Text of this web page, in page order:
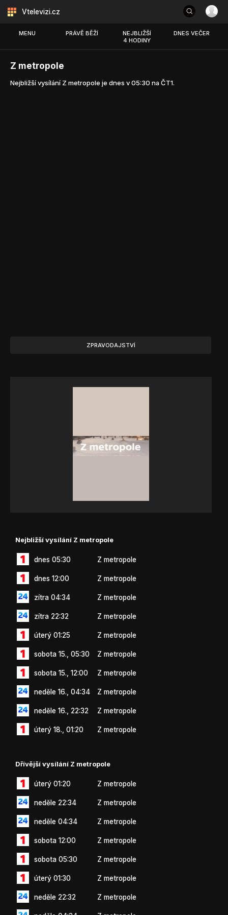
Vtelevizi.cz
MENU PRÁVĚ BĚŽÍ
NEJBLIŽŠÍ
4 HODINY
DNES VEČER
Z metropole
Nejbližší vysílání Z metropole je dnes v 05:30 na ČT1.
ZPRAVODAJSTVÍ
Nejbližší vysílání Z metropole
dnes 05:30 Z metropole
dnes 12:00 Z metropole
zítra 04:34 Z metropole
zítra 22:32 Z metropole
úterý 01:25 Z metropole
sobota 15., 05:30 Z metropole
sobota 15., 12:00 Z metropole
neděle 16., 04:34 Z metropole
neděle 16., 22:32 Z metropole
úterý 18., 01:20 Z metropole
Dřívější vysílání Z metropole
úterý 01:20 Z metropole
neděle 22:34 Z metropole
neděle 04:34 Z metropole
sobota 12:00 Z metropole
sobota 05:30 Z metropole
úterý 01:30 Z metropole
neděle 22:32 Z metropole